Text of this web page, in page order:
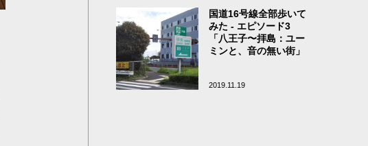
国道16号線全部歩いて
みた - エピソード3
「八王子〜拝島：ユー
ミンと、音の無い街」
2019.11.19